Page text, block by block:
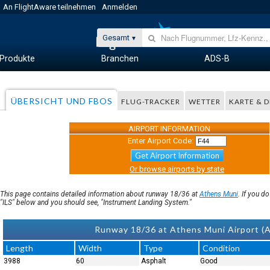
An FlightAware teilnehmen Anmelden
Gesamt
Produkte Branchen ADS-B
ÜBERSICHT UND FBOS FLUG-TRACKER WETTER KARTE &
AIRPORT INFORMATION
Enter Airport Code:
Get Airport Information
Or browse airports by state
This page contains detailed information about runway 18/36 atAthens Muni. If you
"ILS" below and you should see, "Instrument Landing System."
Runway 18/36 at Athens Muni Airport
Length
Width Type Condition
3988 60 Asphalt Good